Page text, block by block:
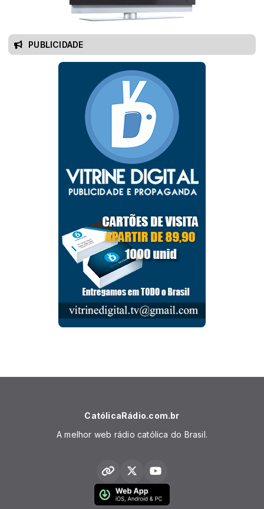
PUBLICIDADE
CatólicaRádio.com.br
A melhor web rádio católica do Brasil.